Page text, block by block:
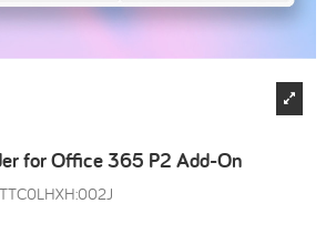
for Office 365 P2 Add-On